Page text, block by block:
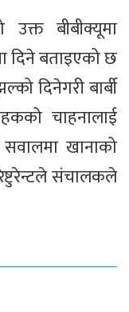
बीबीक्यूमा
दिने बताइएको छ
दिनेगरी बार्बी
चाहनालाई
खानाको
संचालकले